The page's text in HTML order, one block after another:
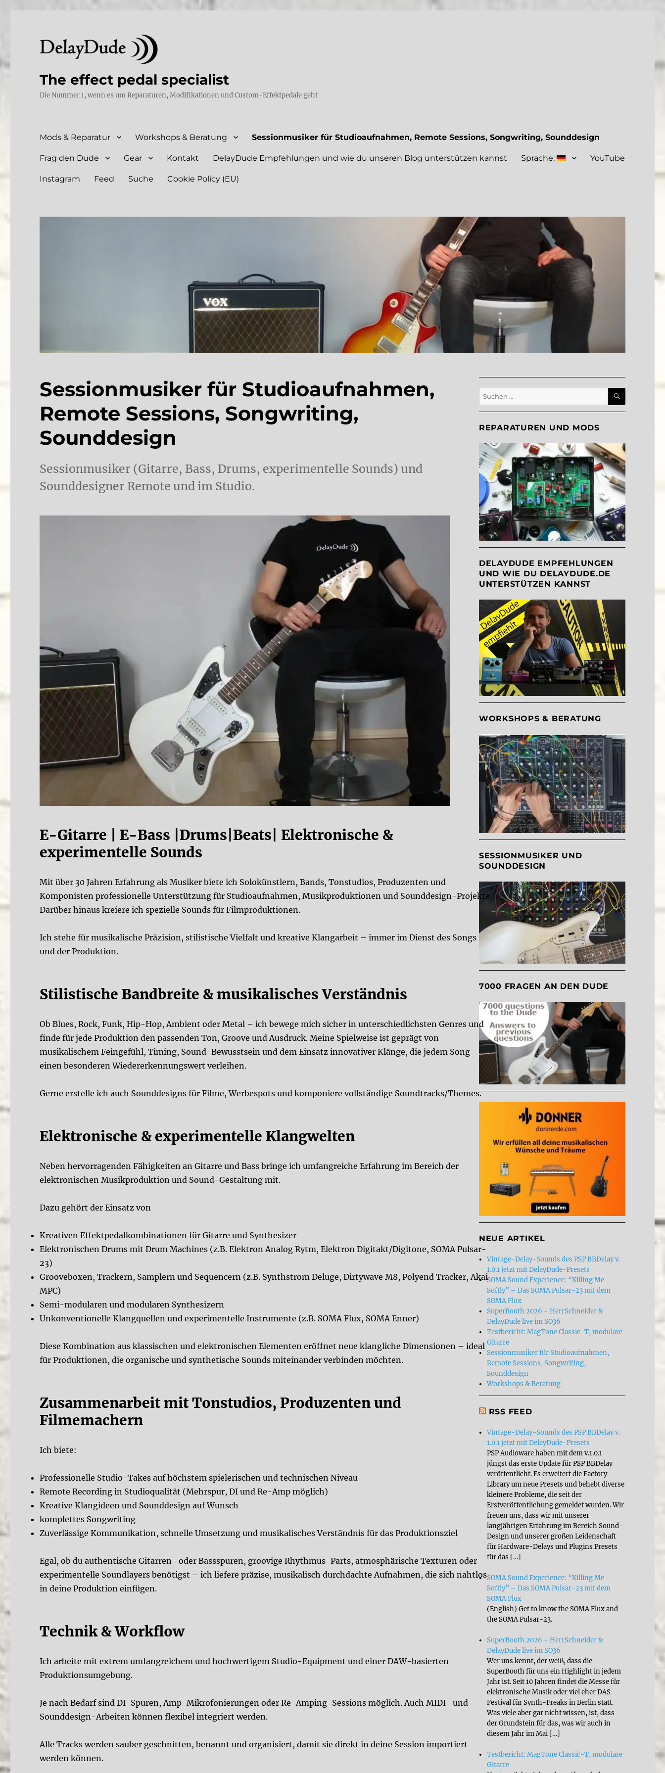
The effect pedal specialist
Die Nummer 1, wenn es um Reparaturen, Modifikationen und Custom-Effektpedale geht
Mods & Reparatur Workshops & Beratung Sessionmusiker für Studioaufnahmen, Remote Sessions, Songwriting, Sounddesign
Frag den Dude Gear Kontakt DelayDude Empfehlungen und wie du unseren Blog unterstützen kannst Sprache: YouTube
Instagram Feed Suche Cookie Policy (EU)
Sessionmusiker für Studioaufnahmen,
Remote Sessions, Songwriting,
Sounddesign
Sessionmusiker (Gitarre, Bass, Drums, experimentelle Sounds) und
Sounddesigner Remote und im Studio.
E-Gitarre | E-Bass |Drums|Beats| Elektronische &
experimentelle Sounds
Mit über 30 Jahren Erfahrung als Musiker biete ich Solokünstlern, Bands, Tonstudios, Produzenten und
Komponisten professionelle Unterstützung für Studioaufnahmen, Musikproduktionen und Sounddesign-Projekte.
Darüber hinaus kreiere ich spezielle Sounds für Filmproduktionen.
Ich stehe für musikalische Präzision, stilistische Vielfalt und kreative Klangarbeit – immer im Dienst des Songs
und der Produktion.
Stilistische Bandbreite & musikalisches Verständnis
Ob Blues, Rock, Funk, Hip-Hop, Ambient oder Metal – ich bewege mich sicher in unterschiedlichsten Genres und
finde für jede Produktion den passenden Ton, Groove und Ausdruck. Meine Spielweise ist geprägt von
musikalischem Feingefühl, Timing, Sound-Bewusstsein und dem Einsatz innovativer Klänge, die jedem Song
einen besonderen Wiedererkennungswert verleihen.
Gerne erstelle ich auch Sounddesigns für Filme, Werbespots und komponiere vollständige Soundtracks/Themes.
Elektronische & experimentelle Klangwelten
Neben hervorragenden Fähigkeiten an Gitarre und Bass bringe ich umfangreiche Erfahrung im Bereich der
elektronischen Musikproduktion und Sound-Gestaltung mit.
Dazu gehört der Einsatz von
Kreativen Effektpedalkombinationen für Gitarre und Synthesizer
Elektronischen Drums mit Drum Machines (z.B. Elektron Analog Rytm, Elektron Digitakt/Digitone, SOMA Pulsar-
23)
Grooveboxen, Trackern, Samplern und Sequencern (z.B. Synthstrom Deluge, Dirtywave M8, Polyend Tracker, Akai
MPC)
Semi-modularen und modularen Synthesizern
Unkonventionelle Klangquellen und experimentelle Instrumente (z.B. SOMA Flux, SOMA Enner)
Diese Kombination aus klassischen und elektronischen Elementen eröffnet neue klangliche Dimensionen – ideal
für Produktionen, die organische und synthetische Sounds miteinander verbinden möchten.
Zusammenarbeit mit Tonstudios, Produzenten und
Filmemachern
Ich biete:
Professionelle Studio-Takes auf höchstem spielerischen und technischen Niveau
Remote Recording in Studioqualität (Mehrspur, DI und Re-Amp möglich)
Kreative Klangideen und Sounddesign auf Wunsch
komplettes Songwriting
Zuverlässige Kommunikation, schnelle Umsetzung und musikalisches Verständnis für das Produktionsziel
Egal, ob du authentische Gitarren- oder Bassspuren, groovige Rhythmus-Parts, atmosphärische Texturen oder
experimentelle Soundlayers benötigst – ich liefere präzise, musikalisch durchdachte Aufnahmen, die sich nahtlos
in deine Produktion einfügen.
Technik & Workflow
Ich arbeite mit extrem umfangreichem und hochwertigem Studio-Equipment und einer DAW-basierten
Produktionsumgebung.
Je nach Bedarf sind DI-Spuren, Amp-Mikrofonierungen oder Re-Amping-Sessions möglich. Auch MIDI- und
Sounddesign-Arbeiten können flexibel integriert werden.
Alle Tracks werden sauber geschnitten, benannt und organisiert, damit sie direkt in deine Session importiert
werden können.
Suche
nach:
SUCHEN
REPARATUREN UND MODS
DELAYDUDE EMPFEHLUNGEN
UND WIE DU DELAYDUDE.DE
UNTERSTÜTZEN KANNST
WORKSHOPS & BERATUNG
SESSIONMUSIKER UND
SOUNDDESIGN
7000 FRAGEN AN DEN DUDE
NEUE ARTIKEL
Vintage-Delay-Sounds des PSP BBDelay v.
1.0.1 jetzt mit DelayDude-Presets
SOMA Sound Experience: “Killing Me
Softly” – Das SOMA Pulsar-23 mit dem
SOMA Flux
SuperBooth 2026 + HerrSchneider &
DelayDude live im SO36
Testbericht: MagTone Classic-T, modulare
Gitarre
Sessionmusiker für Studioaufnahmen,
Remote Sessions, Songwriting,
Sounddesign
Workshops & Beratung
RSS FEED
Vintage-Delay-Sounds des PSP BBDelay v.
1.0.1 jetzt mit DelayDude-Presets
PSP Audioware haben mit dem v.1.0.1
jüngst das erste Update für PSP BBDelay
veröffentlicht. Es erweitert die Factory-
Library um neue Presets und behebt diverse
kleinere Probleme, die seit der
Erstveröffentlichung gemeldet wurden. Wir
freuen uns, dass wir mit unserer
langjährigen Erfahrung im Bereich Sound-
Design und unserer großen Leidenschaft
für Hardware-Delays und Plugins Presets
für das […]
SOMA Sound Experience: “Killing Me
Softly” – Das SOMA Pulsar-23 mit dem
SOMA Flux
(English) Get to know the SOMA Flux and
the SOMA Pulsar-23.
SuperBooth 2026 + HerrSchneider &
DelayDude live im SO36
Wer uns kennt, der weiß, dass die
SuperBooth für uns ein Highlight in jedem
Jahr ist. Seit 10 Jahren findet die Messe für
elektronische Musik oder viel eher DAS
Festival für Synth-Freaks in Berlin statt.
Was viele aber gar nicht wissen, ist, dass
der Grundstein für das, was wir auch in
diesem Jahr im Mai […]
Testbericht: MagTone Classic-T, modulare
Gitarre